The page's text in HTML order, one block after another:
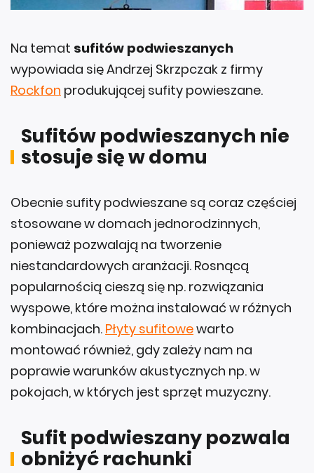
Na temat sufitów podwieszanych
wypowiada się Andrzej Skrzpczak z firmy
Rockfon produkującej sufity powieszane.
Sufitów podwieszanych nie
stosuje się w domu
Obecnie sufity podwieszane są coraz częściej
stosowane w domach jednorodzinnych,
ponieważ pozwalają na tworzenie
niestandardowych aranżacji. Rosnącą
popularnością cieszą się np. rozwiązania
wyspowe, które można instalować w różnych
kombinacjach. Płyty sufitowewarto
montować również, gdy zależy nam na
poprawie warunków akustycznych np. w
pokojach, w których jest sprzęt muzyczny.
Sufit podwieszany pozwala
obniżyć rachunki